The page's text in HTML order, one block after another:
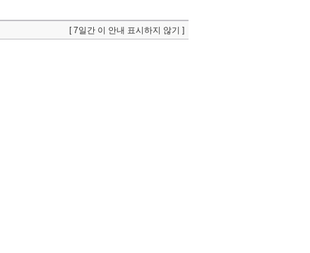
[ 7일간 이 안내 표시하지 않기 ]